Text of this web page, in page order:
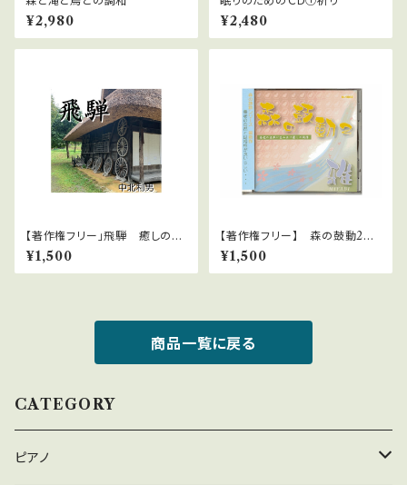
¥2,980 ¥2,480
【著作権フリー」飛騨 癒しのピ
アノ８曲 中北利男
¥1,500
【著作権フリー】 森の鼓動2
雅 中北利男 WAVファイルダ
ウンロード版
¥1,500
商品一覧に戻る
CATEGORY
ピアノ